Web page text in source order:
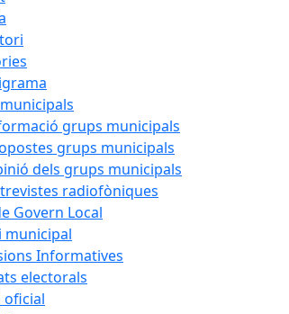
grups municipals
grups municipals
dels grups municipals
radiofòniques
Govern Local
municipal
Informatives
electorals